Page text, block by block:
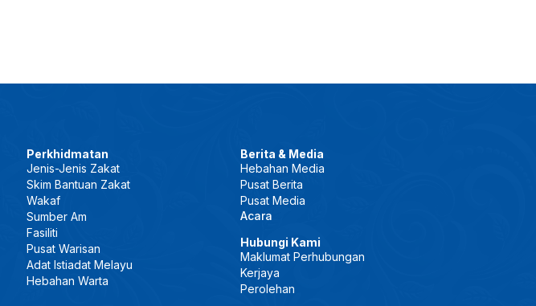
Perkhidmatan
Jenis-Jenis Zakat
Skim Bantuan Zakat
Wakaf
Sumber Am
Fasiliti
Pusat Warisan
Adat Istiadat Melayu
Hebahan Warta
Berita & Media
Hebahan Media
Pusat Berita
Pusat Media
Acara
Hubungi Kami
Maklumat Perhubungan
Kerjaya
Perolehan